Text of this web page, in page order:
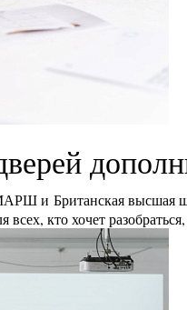
и Британская высшая
всех, кто хочет